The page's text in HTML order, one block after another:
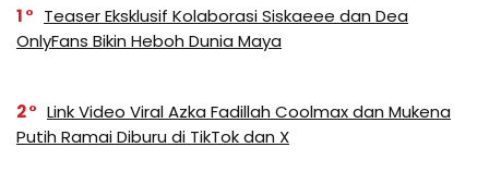
1
Teaser Eksklusif Kolaborasi Siskaeee dan Dea
OnlyFans Bikin Heboh Dunia Maya
2
Link Video Viral Azka Fadillah Coolmax dan Mukena
Putih Ramai Diburu di TikTok dan X